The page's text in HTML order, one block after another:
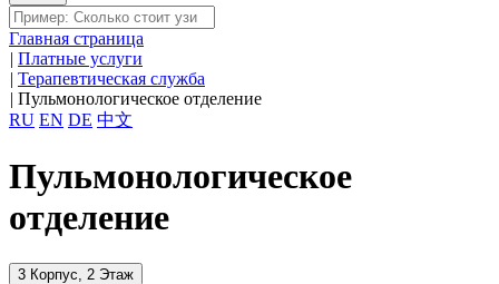
Главная страница
| Платные услуги
| Терапевтическая служба
| Пульмонологическое отделение
RU EN DE 中文
Пульмонологическое
отделение
3 Корпус, 2 Этаж